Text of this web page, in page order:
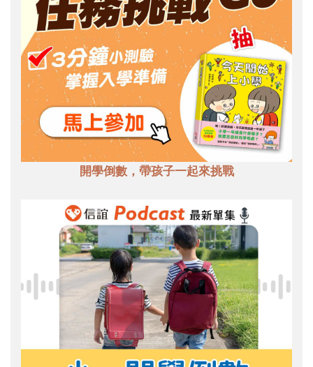
開學倒數，帶孩子一起來挑戰